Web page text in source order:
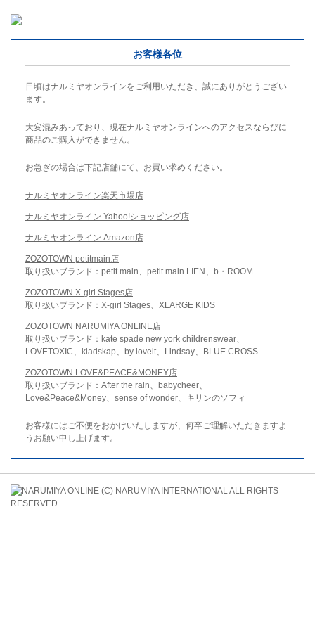
お客様各位
日頃はナルミヤオンラインをご利用いただき、誠にありがとうござい
ます。
大変混みあっており、現在ナルミヤオンラインへのアクセスならびに
商品のご購入ができません。
お急ぎの場合は下記店舗にて、お買い求めください。
ナルミヤオンライン楽天市場店
ナルミヤオンライン Yahoo!ショッピング店
ナルミヤオンライン Amazon店
ZOZOTOWN petitmain店
取り扱いブランド：petit main、petit main LIEN、b・ROOM
ZOZOTOWN X-girl Stages店
取り扱いブランド：X-girl Stages、XLARGE KIDS
ZOZOTOWN NARUMIYA ONLINE店
取り扱いブランド：kate spade new york childrenswear、
LOVETOXIC、kladskap、by loveit、Lindsay、BLUE CROSS
ZOZOTOWN LOVE&PEACE&MONEY店
取り扱いブランド：After the rain、babycheer、
Love&Peace&Money、sense of wonder、キリンのソフィ
お客様にはご不便をおかけいたしますが、何卒ご理解いただきますよ
うお願い申し上げます。